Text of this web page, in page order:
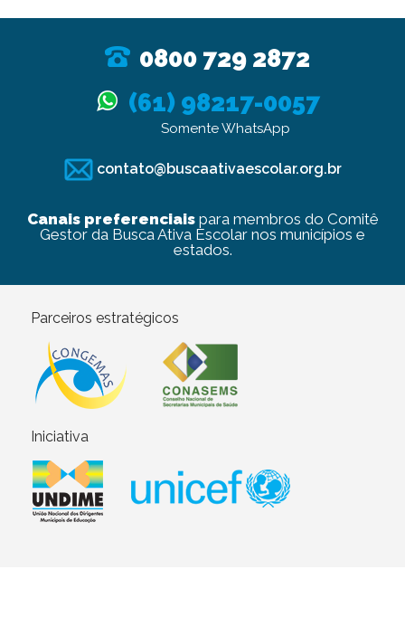
0800 729 2872
(61) 98217-0057
Somente WhatsApp
contato@buscaativaescolar.org.br
Canais preferenciaispara membros do Comitê
Gestor da Busca Ativa Escolar nos municípios e
estados.
Parceiros estratégicos
Iniciativa